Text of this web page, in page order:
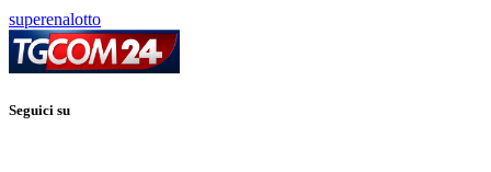
superenalotto
Seguici su